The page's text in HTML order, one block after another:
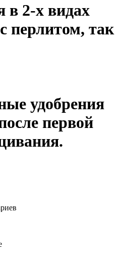
в 2-х видах
перлитом, так
удобрения
первой